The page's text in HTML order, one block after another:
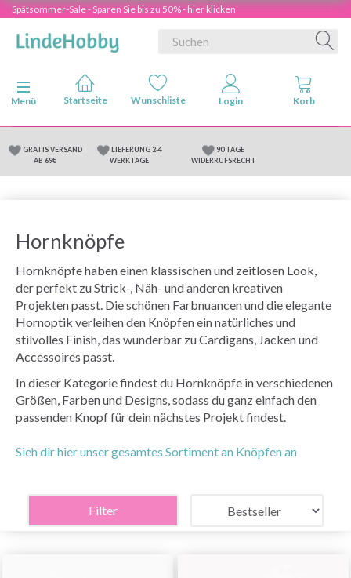
Spätsommer-Sale - Sparen Sie bis zu 50% - hier klicken
Anzeige ändern
Menü
GRATIS VERSAND
AB 69€
LIEFERUNG 2-4
WERKTAGE
90 TAGE
WIDERRUFSRECHT
Hornknöpfe
Hornknöpfe haben einen klassischen und zeitlosen Look,
der perfekt zu Strick-, Näh- und anderen kreativen
Projekten passt. Die schönen Farbnuancen und die elegante
Hornoptik verleihen den Knöpfen ein natürliches und
stilvolles Finish, das wunderbar zu Cardigans, Jacken und
Accessoires passt.
In dieser Kategorie findest du Hornknöpfe in verschiedenen
Größen, Farben und Designs, sodass du ganz einfach den
passenden Knopf für dein nächstes Projekt findest.
Sieh dir hier unser gesamtes Sortiment an Knöpfen an
Filter